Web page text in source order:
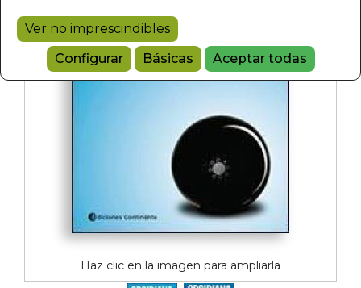
Ver no imprescindibles
Configurar
Básicas Aceptar todas
Haz clic en la imagen para ampliarla